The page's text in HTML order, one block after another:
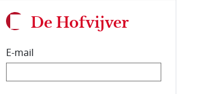
De Hofvijver
E-mail